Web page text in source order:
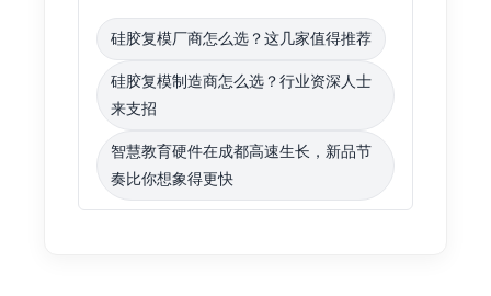
硅胶复模厂商怎么选？这几家值得推荐
硅胶复模制造商怎么选？行业资深人士
来支招
智慧教育硬件在成都高速生长，新品节
奏比你想象得更快